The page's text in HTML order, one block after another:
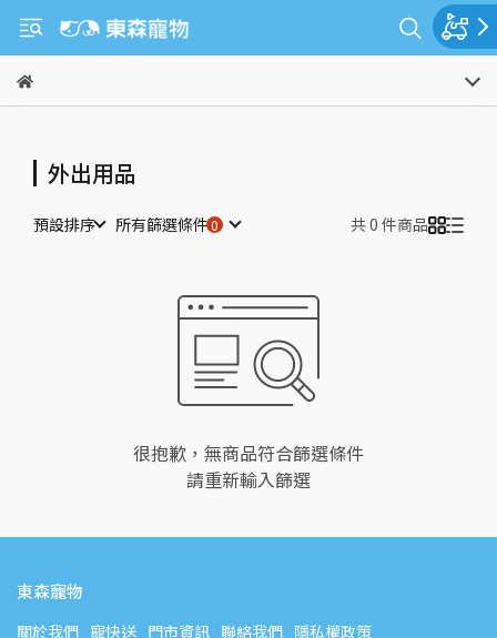
外出用品
預設排序 所有篩選條件 共 0 件商品
很抱歉，無商品符合篩選條件
請重新輸入篩選
東森寵物
關於我們 寵快送 門市資訊 聯絡我們 隱私權政策